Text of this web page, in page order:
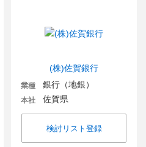
(株)佐賀銀行
業種 銀行（地銀）
本社 佐賀県
検討リスト登録